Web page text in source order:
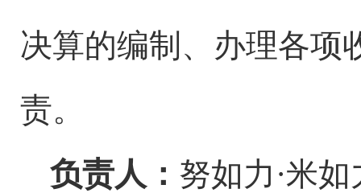
决算的编制、办理各项
责。
负责人： 努如力 ·米如